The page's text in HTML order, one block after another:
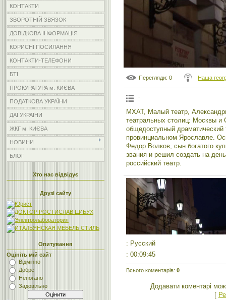
КОНТАКТИ
ЗВОРОТНІЙ ЗВЯЗОК
ДОВІДКОВА ІНФОРМАЦІЯ
КОРИСНІ ПОСИЛАННЯ
КОНТАКТИ-ТЕЛЕФОНИ
БТІ
ПРОКУРАТУРА м. КИЄВА
ПОДАТКОВА УКРАЇНИ
ДАІ УКРАЇНИ
ЖКГ м. КИЄВА
НОВИНИ
БЛОГ
Хто нас відвідує
Друзі сайту
Опитування
Оцініть мій сайт
Відмінно
Добре
Непогано
Задовільно
Перегляди: 0 Наша
:
МХАТ, Малый театр,
театральных столиц: Москвы и
общедоступный
провинциальном Ярославле.
Федор Волков, сын богатого
звания и решил создать на
российский театр.
: Русский
: 00:09:45
Всього коментарів: 0
Додавати коментарі
[